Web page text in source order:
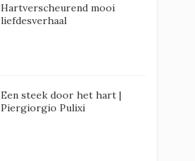
Hartverscheurend mooi
liefdesverhaal
Een steek door het hart |
Piergiorgio Pulixi